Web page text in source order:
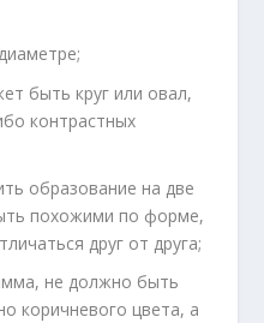
быть круг или овал,
контрастных
образование на две
похожими по форме,
друг от друга;
не должно быть
коричневого цвета, а